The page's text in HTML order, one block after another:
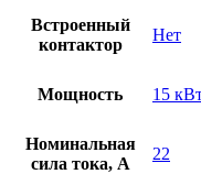
Встроенный
контактор
Нет
Мощность 15
Номинальная
сила тока, А
22